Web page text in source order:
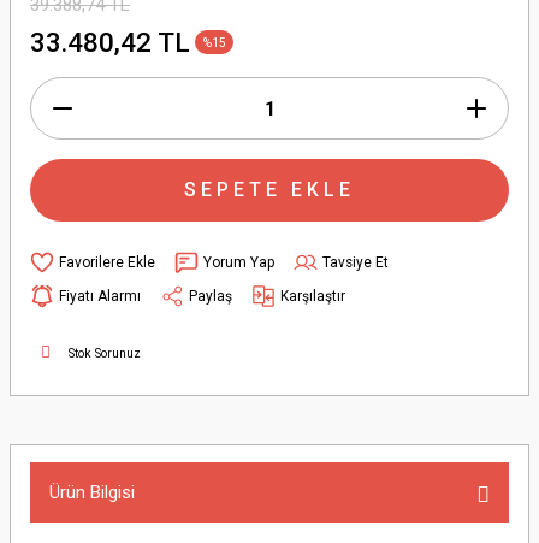
39.388,74 TL
33.480,42 TL %15
SEPETE EKLE
Yorum Yap
Tavsiye Et
Fiyatı Alarmı
Paylaş Karşılaştır
Stok Sorunuz
Ürün Bilgisi